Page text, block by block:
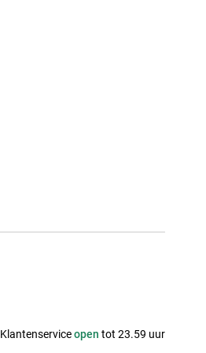
Klantenserviceopen tot 23.59 uur